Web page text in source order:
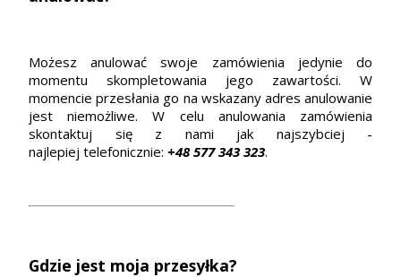
Możesz anulować swoje zamówienia jedynie do
momentu skompletowania jego zawartości. W
momencie przesłania go na wskazany adres anulowanie
jest niemożliwe. W celu anulowania zamówienia
skontaktuj się z nami jak najszybciej -
najlepiej telefonicznie: +48 577 343 323.
Gdzie jest moja przesyłka?